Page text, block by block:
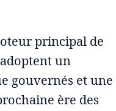
principal de
un
gouvernés et une
ère des